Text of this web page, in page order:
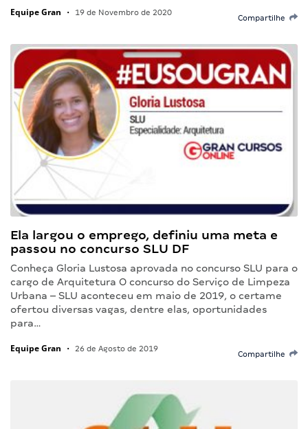
Equipe Gran • 19 de Novembro de 2020
Compartilhe
Ela largou o emprego, definiu uma meta e
passou no concurso SLU DF
Conheça Gloria Lustosa aprovada no concurso SLU para o
cargo de Arquitetura O concurso do Serviço de Limpeza
Urbana – SLU aconteceu em maio de 2019, o certame
ofertou diversas vagas, dentre elas, oportunidades
para…
Equipe Gran • 26 de Agosto de 2019
Compartilhe